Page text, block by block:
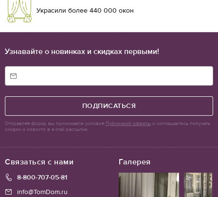
Украсили более 440 000 окон
Галерея
Связаться с нами
8-800-707-05-81
info@TomDom.ru
Узнавайте о новинках и скидках первыми!
ПОДПИСАТЬСЯ
Отправляя форму, вы принимаете условия Публичной оферты и соглашаетесь получать
скидки и новости в e-mail рассылке